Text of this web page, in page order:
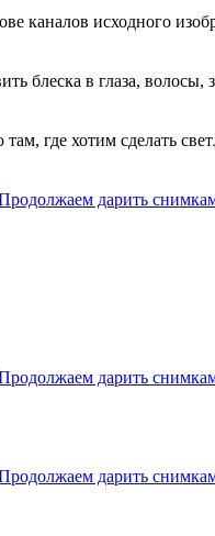
каналов исходного
блеска в глаза, волосы,
где хотим сделать